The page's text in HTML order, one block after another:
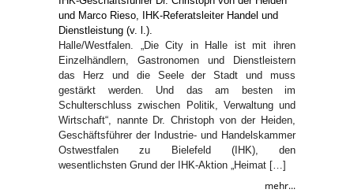
Halle/Westfalen. „Die City in Halle ist mit ihren
Einzelhändlern, Gastronomen und Dienstleistern
das Herz und die Seele der Stadt und muss
gestärkt werden. Und das am besten im
Schulterschluss zwischen Politik, Verwaltung und
Wirtschaft“, nannte Dr. Christoph von der Heiden,
Geschäftsführer der Industrie- und Handelskammer
Ostwestfalen zu Bielefeld (IHK), den
wesentlichsten Grund der IHK-Aktion „Heimat […]
mehr...